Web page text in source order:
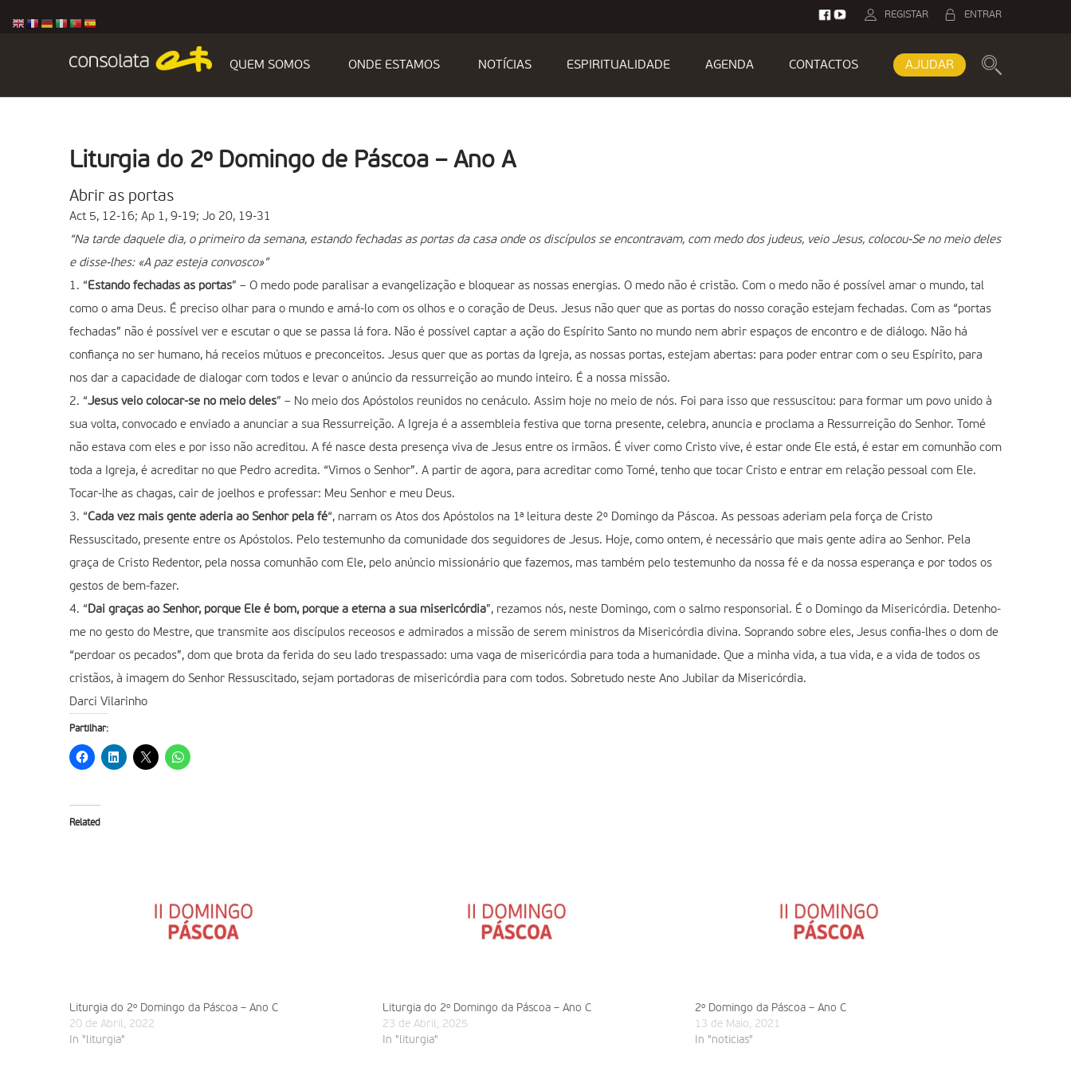
ENTRAR
REGISTAR
QUEM SOMOS ONDE ESTAMOS NOTÍCIAS ESPIRITUALIDADE AGENDA CONTACTOS AJUDAR
Liturgia do 2º Domingo de Páscoa – Ano A
Abrir as portas
Act 5, 12-16; Ap 1, 9-19; Jo 20, 19-31
“Na tarde daquele dia, o primeiro da semana, estando fechadas as portas da casa onde os discípulos se encontravam, com medo dos judeus, veio Jesus, colocou-Se no meio deles
e disse-lhes: «A paz esteja convosco»”
1. “Estando fechadas as portas” – O medo pode paralisar a evangelização e bloquear as nossas energias. O medo não é cristão. Com o medo não é possível amar o mundo, tal
como o ama Deus. É preciso olhar para o mundo e amá-lo com os olhos e o coração de Deus. Jesus não quer que as portas do nosso coração estejam fechadas. Com as “portas
fechadas” não é possível ver e escutar o que se passa lá fora. Não é possível captar a ação do Espírito Santo no mundo nem abrir espaços de encontro e de diálogo. Não há
confiança no ser humano, há receios mútuos e preconceitos. Jesus quer que as portas da Igreja, as nossas portas, estejam abertas: para poder entrar com o seu Espírito, para
nos dar a capacidade de dialogar com todos e levar o anúncio da ressurreição ao mundo inteiro. É a nossa missão.
2. “Jesus veio colocar-se no meio deles” – No meio dos Apóstolos reunidos no cenáculo. Assim hoje no meio de nós. Foi para isso que ressuscitou: para formar um povo unido à
sua volta, convocado e enviado a anunciar a sua Ressurreição. A Igreja é a assembleia festiva que torna presente, celebra, anuncia e proclama a Ressurreição do Senhor. Tomé
não estava com eles e por isso não acreditou. A fé nasce desta presença viva de Jesus entre os irmãos. É viver como Cristo vive, é estar onde Ele está, é estar em comunhão com
toda a Igreja, é acreditar no que Pedro acredita. “Vimos o Senhor”. A partir de agora, para acreditar como Tomé, tenho que tocar Cristo e entrar em relação pessoal com Ele.
Tocar-lhe as chagas, cair de joelhos e professar: Meu Senhor e meu Deus.
3. “Cada vez mais gente aderia ao Senhor pela fé“, narram os Atos dos Apóstolos na 1ª leitura deste 2º Domingo da Páscoa. As pessoas aderiam pela força de Cristo
Ressuscitado, presente entre os Apóstolos. Pelo testemunho da comunidade dos seguidores de Jesus. Hoje, como ontem, é necessário que mais gente adira ao Senhor. Pela
graça de Cristo Redentor, pela nossa comunhão com Ele, pelo anúncio missionário que fazemos, mas também pelo testemunho da nossa fé e da nossa esperança e por todos os
gestos de bem-fazer.
4. “Dai graças ao Senhor, porque Ele é bom, porque a eterna a sua misericórdia”, rezamos nós, neste Domingo, com o salmo responsorial. É o Domingo da Misericórdia. Detenho-
me no gesto do Mestre, que transmite aos discípulos receosos e admirados a missão de serem ministros da Misericórdia divina. Soprando sobre eles, Jesus confia-lhes o dom de
“perdoar os pecados”, dom que brota da ferida do seu lado trespassado: uma vaga de misericórdia para toda a humanidade. Que a minha vida, a tua vida, e a vida de todos os
cristãos, à imagem do Senhor Ressuscitado, sejam portadoras de misericórdia para com todos. Sobretudo neste Ano Jubilar da Misericórdia.
Darci Vilarinho
Partilhar:
Related
Liturgia do 2º Domingo da Páscoa – Ano C
20 de Abril, 2022
In "liturgia"
Liturgia do 2º Domingo da Páscoa – Ano C
23 de Abril, 2025
In "liturgia"
2º Domingo da Páscoa – Ano C
13 de Maio, 2021
In "noticias"